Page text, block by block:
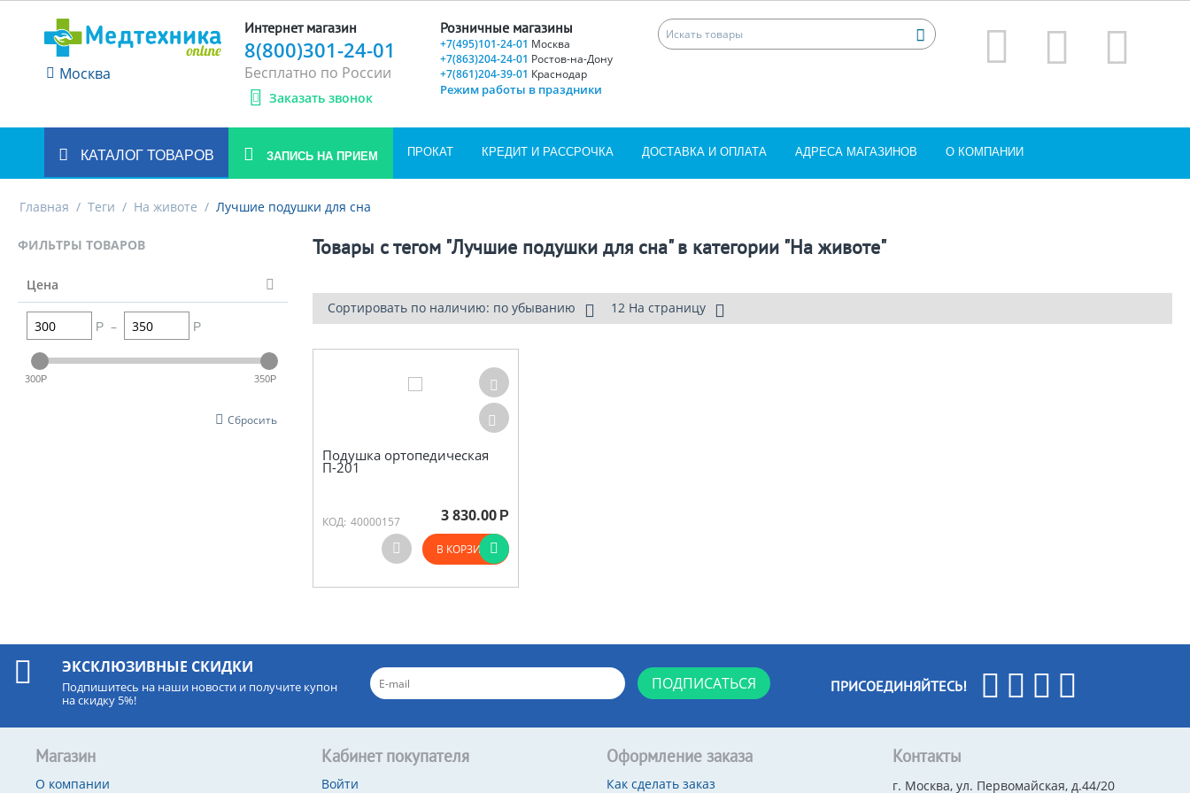
Москва
Интернет магазин
8(800)301-24-01
Бесплатно по России
Заказать звонок
Розничные магазины
+7(495)101-24-01 Москва
+7(863)204-24-01 Ростов-на-Дону
+7(861)204-39-01 Краснодар
Режим работы в праздники
КАТАЛОГ ТОВАРОВ ЗАПИСЬ НА ПРИЕМ ПРОКАТ КРЕДИТ И РАССРОЧКА ДОСТАВКА И ОПЛАТА АДРЕСА МАГАЗИНОВ О КОМПАНИИ
Главная / Теги / На животе / Лучшие подушки для сна
ФИЛЬТРЫ ТОВАРОВ
Цена
Р – Р
300Р 350Р
Сбросить
Товары c тегом "Лучшие подушки для сна" в категории "На животе"
Сортировать по наличию: по убыванию 12 На страницу
Подушка ортопедическая
П-201
КОД: 40000157 3 830.00 Р
В КОРЗИНУ
ЭКСКЛЮЗИВНЫЕ СКИДКИ
Подпишитесь на наши новости и получите купон
на скидку 5%!
ПОДПИСАТЬСЯ ПРИСОЕДИНЯЙТЕСЬ!
Магазин
О компании
Кабинет покупателя
Войти
Оформление заказа
Как сделать заказ
Контакты
г. Москва, ул. Первомайская, д.44/20